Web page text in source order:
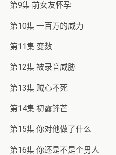
第9集 前女友怀孕
第10集 一百万的威力
第11集 变数
第12集 被录音威胁
第13集 贼心不死
第14集 初露锋芒
第15集 你对他做了什么
第16集 你还是不是个男人